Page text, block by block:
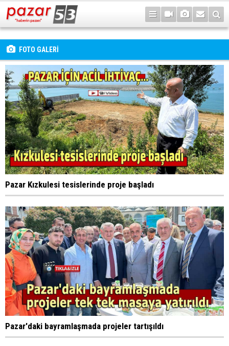
FOTO GALERİ
Pazar Kızkulesi tesislerinde proje başladı
Pazar'daki bayramlaşmada projeler tartışıldı